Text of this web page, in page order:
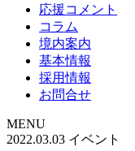
応援コメント
コラム
境内案内
基本情報
採用情報
お問合せ
MENU
2022.03.03 イベント